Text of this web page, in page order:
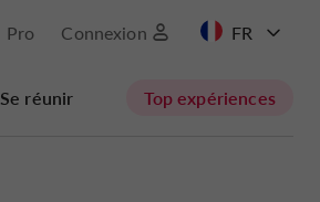
Pro Connexion
Se réunir Top expériences